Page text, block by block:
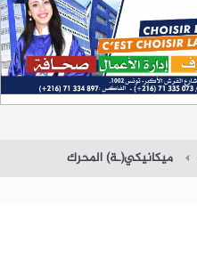
ميكانيكي(ـة) المحرك